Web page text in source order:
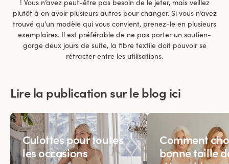
! Vous n’avez peut-être pas besoin de le jeter, mais veillez
plutôt à en avoir plusieurs autres pour changer. Si vous n’avez
trouvé qu’un modèle qui vous convient, prenez-le en plusieurs
exemplaires. Il est préférable de ne pas porter un soutien-
gorge deux jours de suite, la fibre textile doit pouvoir se
rétracter entre les utilisations.
Lire la publication sur le blog ici
Culottes pour toutes
les occasions
Comment
bonne taille